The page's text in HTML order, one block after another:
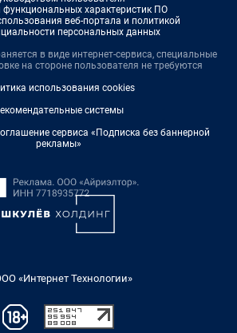
характеристик ПО
веб-портала и политикой
персональных данных
в виде интернет-сервиса, специальные
на стороне пользователя не требуются
использования cookies
системы
сервиса «Подписка без баннерной
рекламы»
«Интернет Технологии»